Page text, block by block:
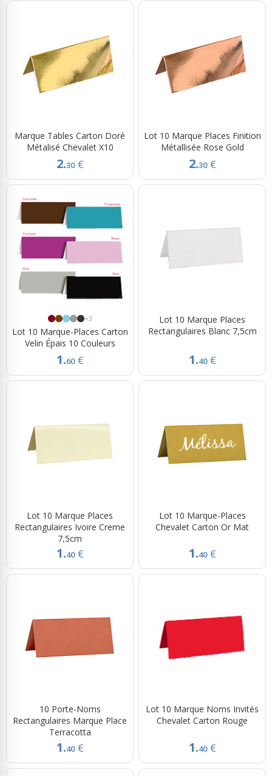
Marque Tables Carton Doré
Métalisé Chevalet X10
2.30 €
Lot 10 Marque Places Finition
Métallisée Rose Gold
2.30 €
+3
Lot 10 Marque-Places Carton
Velin Épais 10 Couleurs
1.60 €
Lot 10 Marque Places
Rectangulaires Blanc 7,5cm
1.40 €
Lot 10 Marque Places
Rectangulaires Ivoire Creme
7,5cm
1.40 €
Lot 10 Marque-Places
Chevalet Carton Or Mat
1.40 €
10 Porte-Noms
Rectangulaires Marque Place
Terracotta
1.40 €
Lot 10 Marque Noms Invités
Chevalet Carton Rouge
1.40 €